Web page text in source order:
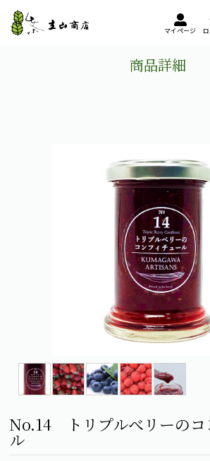
マイページ
商品詳細
No.14 トリプルべリーのコ
ル